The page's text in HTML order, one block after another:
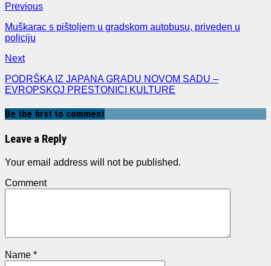
Previous
Muškarac s pištoljem u gradskom autobusu, priveden u
policiju
Next
PODRŠKA IZ JAPANA GRADU NOVOM SADU –
EVROPSKOJ PRESTONICI KULTURE
Be the first to comment
Leave a Reply
Your email address will not be published.
Comment
Name *